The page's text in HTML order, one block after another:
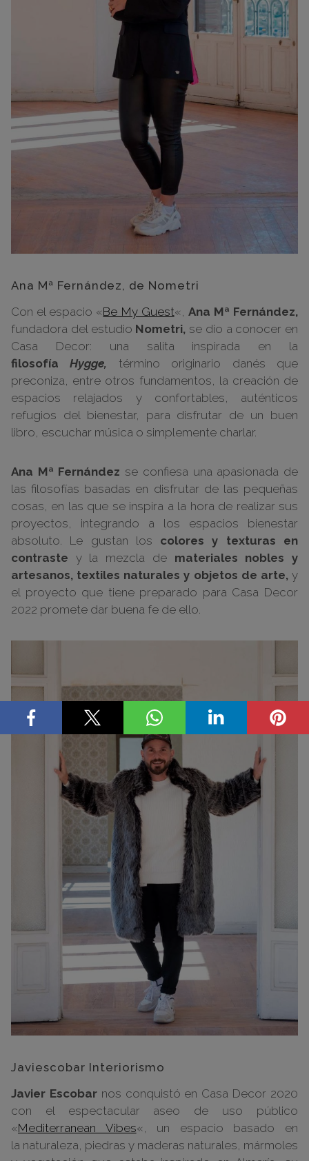
Ana Mª Fernández, de Nometri
Con el espacio «Be My Guest«, Ana Mª Fernández,
fundadora del estudio Nometri, se dio a conocer en
Casa Decor: una salita inspirada en la
filosofíaHygge,
término originario danés que
preconiza, entre otros fundamentos, la creación de
espacios relajados y confortables, auténticos
refugios del bienestar, para disfrutar de un buen
libro, escuchar música o simplemente charlar.
Ana Mª Fernández se confiesa una apasionada de
las filosofías basadas en disfrutar de las pequeñas
cosas, en las que se inspira a la hora de realizar sus
proyectos, integrando a los espacios bienestar
absoluto. Le gustan los colores y texturas en
contraste y la mezcla de materiales nobles y
artesanos, textiles naturales y objetos de arte,y
el proyecto que tiene preparado para Casa Decor
2022 promete dar buena fe de ello.
Javiescobar Interiorismo
Javier Escobarnos conquistó en Casa Decor 2020
con el espectacular aseo de uso público
«Mediterranean Vibes«, un espacio basado en
la naturaleza, piedras y maderas naturales, mármoles